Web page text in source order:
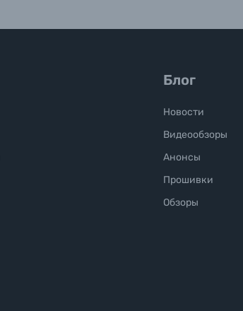
Блог
Новости
Видеообзоры
Анонсы
Прошивки
Обзоры